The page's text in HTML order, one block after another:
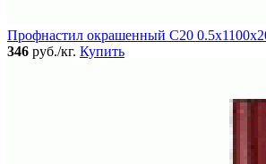
Профнастил окрашенный C20
346 руб./кг. Купить